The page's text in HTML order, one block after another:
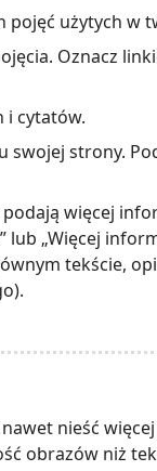
pojęć użytych w
Oznacz
i cytatów.
swojej strony.
więcej
„Więcej
tekście,
nieść
obrazów niż